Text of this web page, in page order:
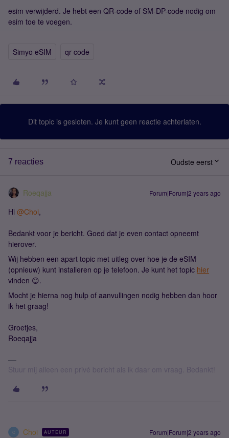
esim verwijderd. Je hebt een QR-code of SM-DP-code nodig om
esim toe te voegen.
Simyo eSIM qr code
Dit topic is gesloten. Je kunt geen reactie achterlaten.
7 reacties Oudste eerst
Roeqajja Forum|Forum|2 years ago
Hi @Choi,
Bedankt voor je bericht. Goed dat je even contact opneemt
hierover.
Wij hebben een apart topic met uitleg over hoe je de eSIM
(opnieuw) kunt installeren op je telefoon. Je kunt het topic hier
vinden 😊.
Mocht je hierna nog hulp of aanvullingen nodig hebben dan hoor
ik het graag!
Groetjes,
Roeqajja
Stuur mij alleen een privé bericht als ik daar om vraag. Bedankt!
C Choi AUTEUR Forum|Forum|2 years ago